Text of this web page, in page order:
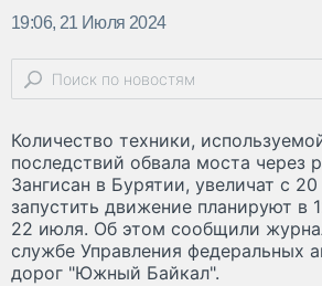
19:06, 21 Июля 2024
Количество техники,
последствий обвала моста через
Зангисан в Бурятии, увеличат с
запустить движение планируют в
22 июля. Об этом сообщили
службе Управления федеральных
дорог "Южный Байкал".